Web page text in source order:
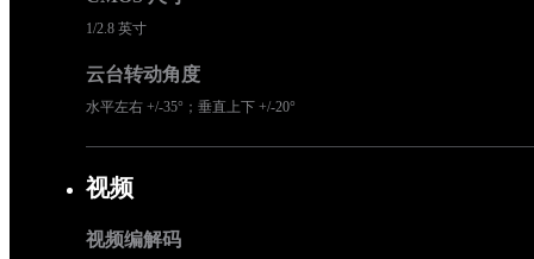
1/2.8 英寸
云台转动角度
水平左右 +/-35°；垂直上下 +/-20°
视频
视频编解码